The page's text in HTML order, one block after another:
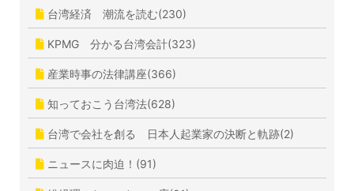
台湾経済 潮流を読む(230)
KPMG 分かる台湾会計(323)
産業時事の法律講座(366)
知っておこう台湾法(628)
台湾で会社を創る 日本人起業家の決断と軌跡(2)
ニュースに肉迫！(91)